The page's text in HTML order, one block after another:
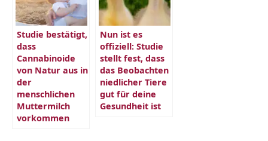
Studie bestätigt,
dass
Cannabinoide
von Natur aus in
der
menschlichen
Muttermilch
vorkommen
Nun ist es
offiziell: Studie
stellt fest, dass
das Beobachten
niedlicher Tiere
gut für deine
Gesundheit ist